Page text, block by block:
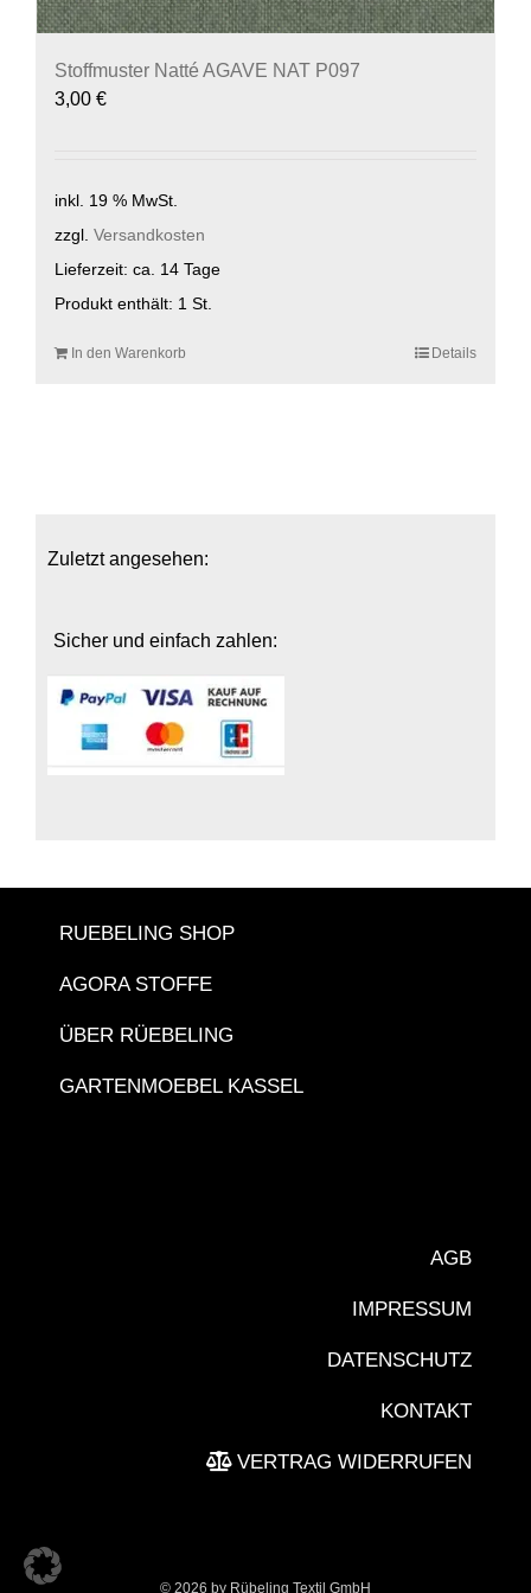
Stoffmuster Natté AGAVE NAT P097
3,00 €
inkl. 19 % MwSt.
zzgl. Versandkosten
Lieferzeit: ca. 14 Tage
Produkt enthält: 1 St.
In den Warenkorb Details
Zuletzt angesehen:
Sicher und einfach zahlen:
RUEBELING SHOP
AGORA STOFFE
ÜBER RÜEBELING
GARTENMOEBEL KASSEL
AGB
IMPRESSUM
DATENSCHUTZ
KONTAKT
VERTRAG WIDERRUFEN
© 2026 by Rübeling Textil GmbH